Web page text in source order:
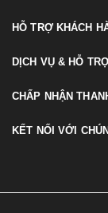
HỖ TRỢ KHÁCH
DỊCH VỤ & HỖ
CHẤP NHẬN
KẾT NỐI VỚI